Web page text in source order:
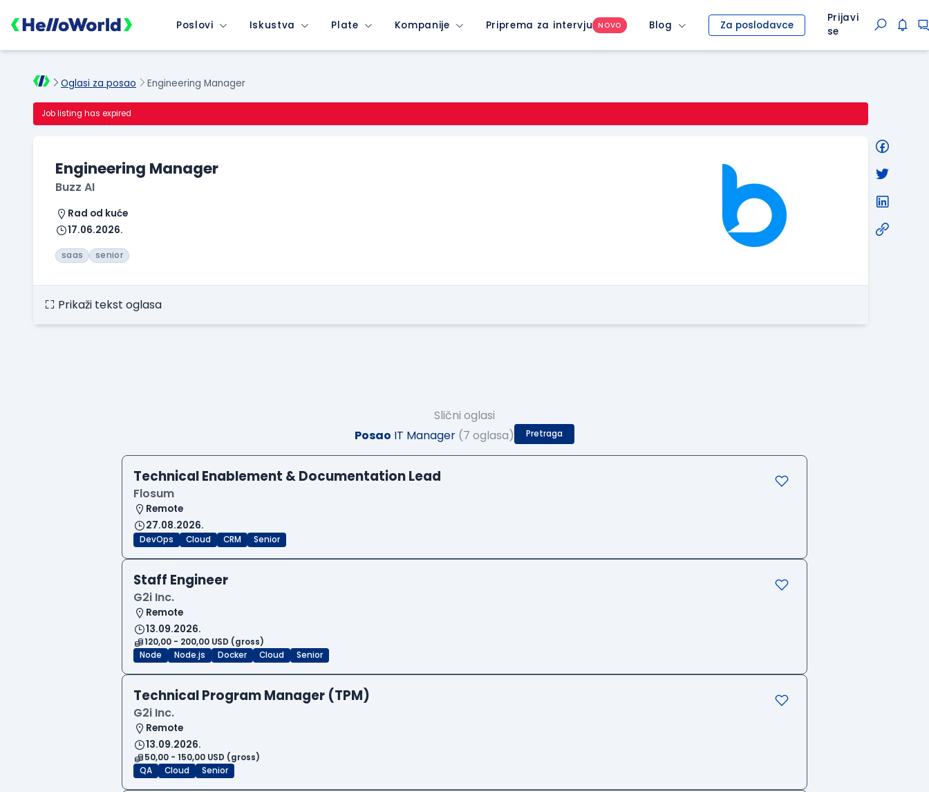
Poslovi Iskustva Plate Kompanije Priprema za intervju NOVO Blog Za poslodavce
Prijavi
se
Oglasi za posao Engineering Manager
Job listing has expired
Engineering Manager
Buzz AI
Rad od kuće
17.06.2026.
saas senior
Prikaži tekst oglasa
Slični oglasi
Posao IT Manager (7 oglasa) Pretraga
Technical Enablement & Documentation Lead
Flosum
Remote
27.08.2026.
DevOps Cloud CRM Senior
Staff Engineer
G2i Inc.
Remote
13.09.2026.
120,00 - 200,00 USD (gross)
Node
Node.js Docker Cloud Senior
Technical Program Manager (TPM)
G2i Inc.
Remote
13.09.2026.
50,00 - 150,00 USD (gross)
QA
Cloud Senior